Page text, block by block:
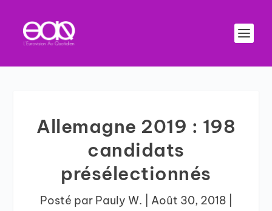
Allemagne 2019 : 198
candidats
présélectionnés
Posté par Pauly W. Août 30, 2018|